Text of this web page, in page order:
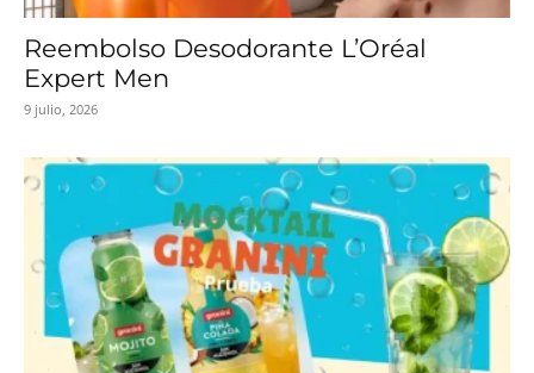
Reembolso Desodorante L’Oréal
Expert Men
9 julio, 2026